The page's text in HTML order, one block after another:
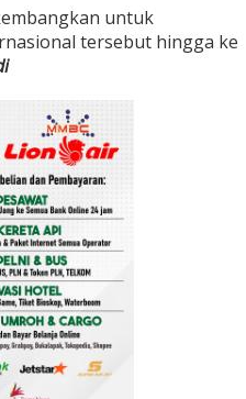
untuk
tersebut hingga ke